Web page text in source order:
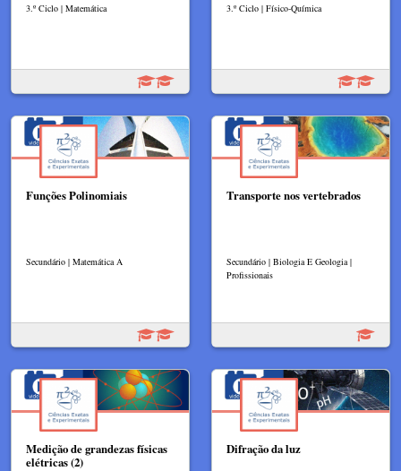
3.º Ciclo | Matemática 3.º Ciclo | Físico-Química
Funções Polinomiais
Secundário | Matemática A
Transporte nos vertebrados
Secundário | Biologia E Geologia |
Profissionais
Medição de grandezas físicas
elétricas (2)
Difração da luz